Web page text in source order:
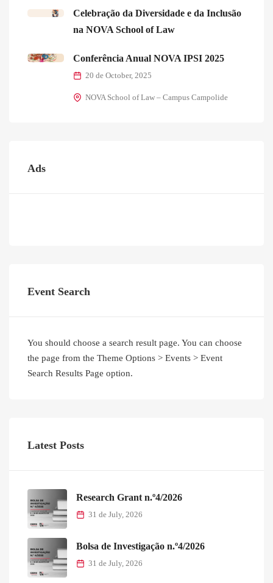
Celebração da Diversidade e da Inclusão
na NOVA School of Law
Conferência Anual NOVA IPSI 2025
20 de October, 2025
NOVA School of Law – Campus Campolide
Ads
Event Search
You should choose a search result page. You can choose
the page from the Theme Options > Events > Event
Search Results Page option.
Latest Posts
Research Grant n.º4/2026
31 de July, 2026
Bolsa de Investigação n.º4/2026
31 de July, 2026